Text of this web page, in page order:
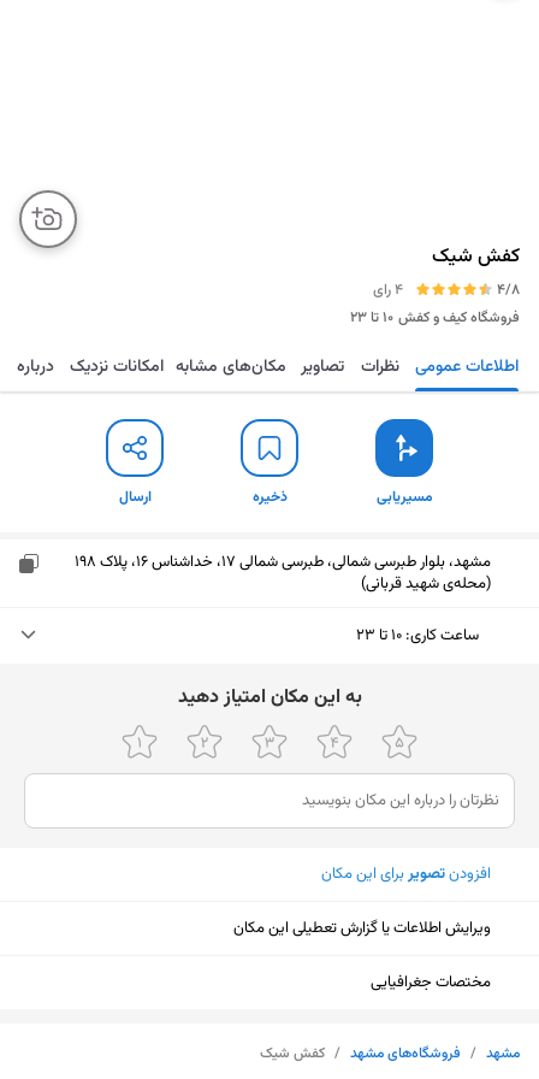
کفش شیک
4/8
4 رای
فروشگاه کیف و کفش ۱۰ تا ۲۳
مسیریابی ذخیره ارسال اطلاعات عمومی نظرات تصاویر مکان‌های مشابه امکانات نزدیک درباره
مسیریابی ذخیره ارسال
مشهد، بلوار طبرسی شمالی، طبرسی شمالی 17، خداشناس 16، پلاک 198
(محله‌ی شهید قربانی)
ساعت کاری: ۱۰ تا ۲۳
چهارشنبه
۱۰ تا ۲۳
پنجشنبه
۱۰ تا ۲۳
جمعه
شنبه
یکشنبه
ﺑﻪ اﯾﻦ ﻣﮑﺎن اﻣﺘﯿﺎز دﻫﯿﺪ
افزودنتصویربرای این مکان
ویرایش اطلاعات یا گزارش تعطیلی این مکان
مختصات جغرافیایی
مشهد / فروشگاه‌های مشهد / کفش شیک